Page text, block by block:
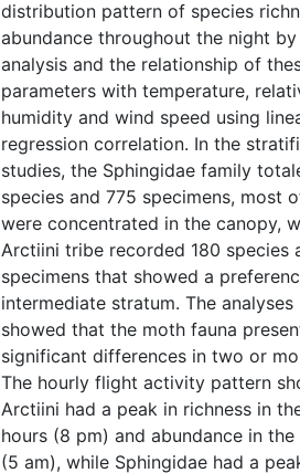
distribution pattern of species
abundance throughout the night
analysis and the relationship of
parameters with temperature,
humidity and wind speed using
regression correlation. In the
studies, the Sphingidae family
species and 775 specimens, most
were concentrated in the canopy,
Arctiini tribe recorded 180 species
specimens that showed a
intermediate stratum. The analyses
showed that the moth fauna
significant differences in two or
The hourly flight activity pattern
Arctiini had a peak in richness in
hours (8 pm) and abundance in
(5 am), while Sphingidae had a